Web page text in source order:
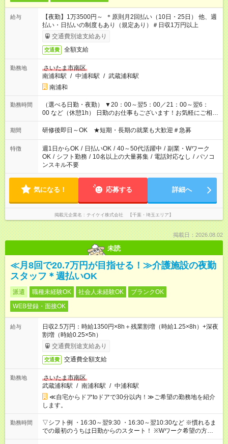
給与
【夜勤】1万3500円～ ＊原則月2回払い（10日・25日） 他、週
払い・日払いの制度もあり（規定あり）＃日収1万円以上
交通費別途支給あり
交通費 全額支給
勤務地
さいたま市南区
南浦和駅 / 中浦和駅 / 武蔵浦和駅
南浦和
勤務時間
（選べる日勤・夜勤） ▼20：00～翌5：00／21：00～翌6：
00 など（休憩1h） 日勤のお仕事もございます！お気軽にご相談
ください！
期間 研修後即日～OK ★短期・長期の就業も大歓迎＃急募
特徴 週1日からOK / 日払いOK / 40～50代活躍中 / 副業・Wワーク
OK / シフト勤務 / 10名以上の大量募集 / 電話対応なし / パソコ
ンスキル不要
気になる！ 応募する 詳細へ
掲載元企業名 テイケイ株式会社 【千葉・埼玉エリア】
掲載日：2026.08.02
未読
≪月8回で20.7万円が目指せる！≫介護施設の夜勤
スタッフ＊週払いOK
派遣 職種未経験OK 社会人未経験OK
ブランクOK
WEB登録・面接OK
給与
日収2.5万円：時給1350円×8h＋残業割増（時給1.25×8h）+深夜
割増（時給0.25×5h）
交通費別途支給あり
交通費 交通費全額支給
勤務地
さいたま市南区
武蔵浦和駅 / 南浦和駅 / 中浦和駅
≪自宅からドアtoドアで30分以内！≫ご希望の勤務地を紹介
します。
勤務時間
▽シフト例 ・16:30～翌9:30 ・16:30～翌10:30など ※慣れるま
での最初のうちは日勤からのスタート！ ※Wワーク希望の方へ
複数就業の場合は、合計40時間以内。